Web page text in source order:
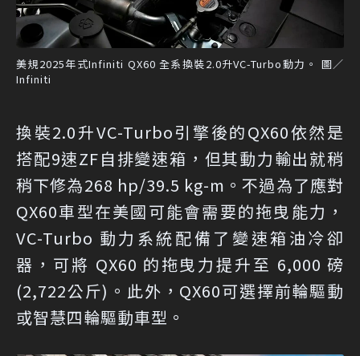
美規2025年式Infiniti QX60 全系換裝2.0升VC-Turbo動力。 圖／
Infiniti
換裝2.0升VC-Turbo引擎後的QX60依然是
搭配9速ZF自排變速箱，但其動力輸出就稍
稍下修為268 hp/39.5 kg-m。不過為了應對
QX60車型在美國可能會需要的拖曳能力，
VC-Turbo 動力系統配備了變速箱油冷卻
器，可將 QX60 的拖曳力提升至 6,000 磅
(2,722公斤)。此外，QX60可選擇前輪驅動
或智慧四輪驅動車型。